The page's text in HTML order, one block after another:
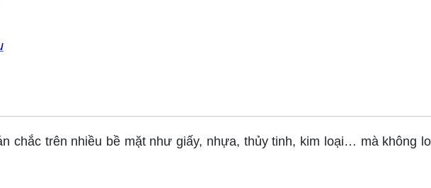
chắc trên nhiều bề mặt như giấy, nhựa, thủy tinh, kim loại… mà không lo